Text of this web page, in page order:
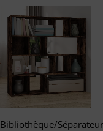
Bibliothèque/Séparateur